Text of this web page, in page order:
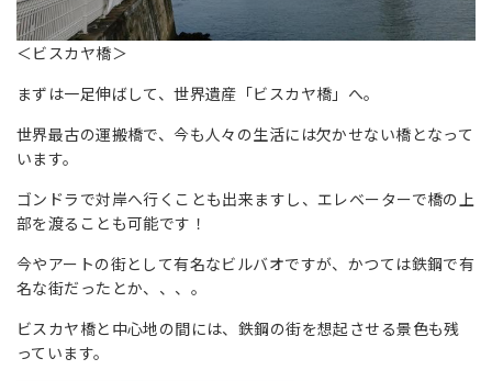
＜ビスカヤ橋＞
まずは一足伸ばして、世界遺産「ビスカヤ橋」へ。
世界最古の運搬橋で、今も人々の生活には欠かせない橋となって
います。
ゴンドラで対岸へ行くことも出来ますし、エレベーターで橋の上
部を渡ることも可能です！
今やアートの街として有名なビルバオですが、かつては鉄鋼で有
名な街だったとか、、、。
ビスカヤ橋と中心地の間には、鉄鋼の街を想起させる景色も残
っています。